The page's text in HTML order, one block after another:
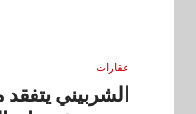
عقارات
الشربيني